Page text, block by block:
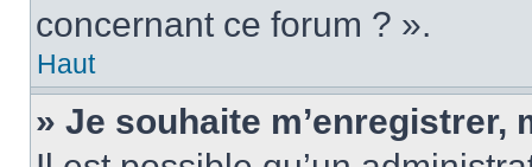
concernant ce forum ? ».
Haut
» Je souhaite m’enregistrer,